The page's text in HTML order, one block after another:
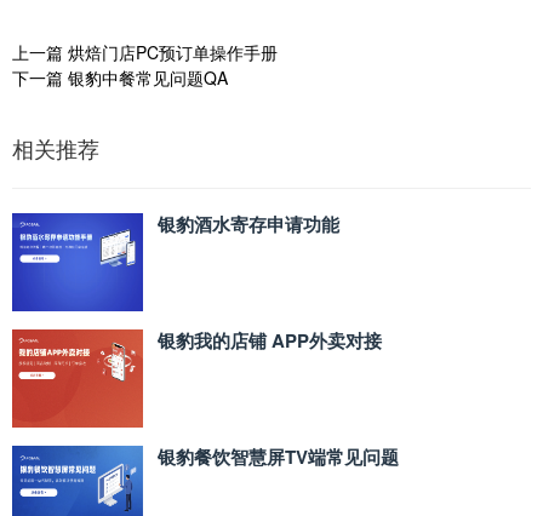
上一篇 烘焙门店PC预订单操作手册
下一篇 银豹中餐常见问题QA
相关推荐
银豹酒水寄存申请功能
银豹我的店铺 APP外卖对接
银豹餐饮智慧屏TV端常见问题